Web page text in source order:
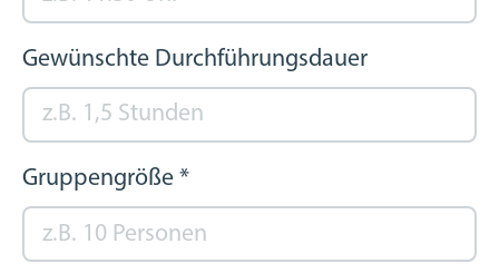
Gewünschte Durchführungsdauer
Gruppengröße *